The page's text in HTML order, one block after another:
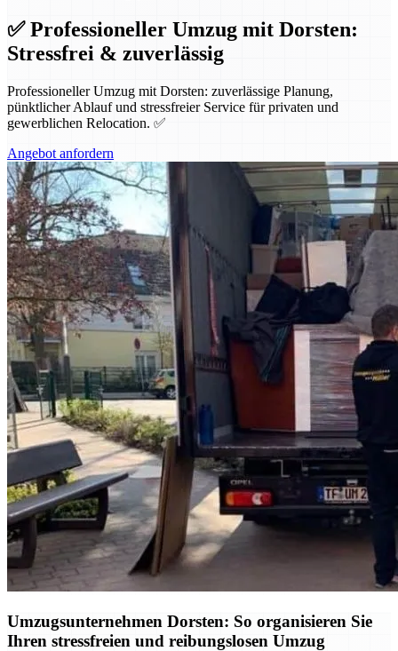
✅ Professioneller Umzug mit Dorsten:
Stressfrei & zuverlässig
Professioneller Umzug mit Dorsten: zuverlässige Planung,
pünktlicher Ablauf und stressfreier Service für privaten und
gewerblichen Relocation. ✅
Angebot anfordern
Umzugsunternehmen Dorsten: So organisieren Sie
Ihren stressfreien und reibungslosen Umzug